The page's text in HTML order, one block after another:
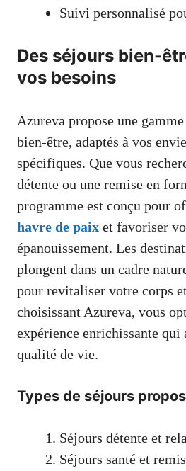
Suivi personnalisé
Des séjours bien-
vos besoins
Azureva propose une
bien-être, adaptés à vos
spécifiques. Que vous
détente ou une remise en
programme est conçu pour
havre de paix et favoriser
épanouissement. Les
plongent dans un cadre
pour revitaliser votre corps
choisissant Azureva, vous
expérience enrichissante
qualité de vie.
Types de séjours
Séjours détente et
Séjours santé et